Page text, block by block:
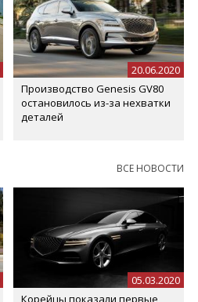
Производство Genesis GV80
остановилось из-за нехватки
деталей
20.06.2020
ВСЕ НОВОСТИ
Корейцы показали первые
05.03.2020